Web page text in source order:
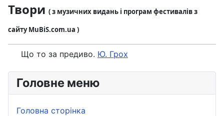
Головне меню
Головна сторінка
Твори ( з музичних видань і програм фестивалів з
сайту MuBiS.com.ua )
Що то за предиво. Ю. Грох